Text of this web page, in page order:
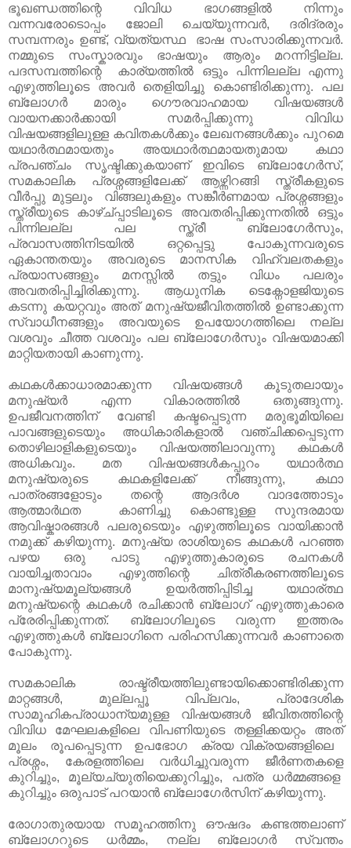
ഭൂഖണ്ഡത്തിന്റെ വിവിധ ഭാഗങ്ങളില്‍ നിന്നും
വന്നവരോടൊപ്പം ജോലി ചെയ്യുന്നവര്‍, ദരിദ്രരും
സമ്പന്നരും ഉണ്ട്, വ്യത്യസ്ഥ ഭാഷ സംസാരിക്കുന്നവര്‍.
നമ്മുടെ സംസ്കാരവും ഭാഷയും ആരും മറന്നിട്ടില്ല.
പദസമ്പത്തിന്റെ കാര്യത്തില്‍ ഒട്ടും പിന്നിലല്ല എന്നു
എഴുത്തിലൂടെ അവർ തെളിയിച്ചു കൊണ്ടിരിക്കുന്നു. പല
ബ്ലോഗര്‍ മാരും ഗൌരവാഹമായ വിഷയങ്ങള്‍
വായനക്കാര്‍ക്കായി സമര്‍പ്പിക്കുന്നു വിവിധ
വിഷയങ്ങളിലുള്ള കവിതകള്‍ക്കും ലേഖനങ്ങള്‍ക്കും പുറമെ
യഥാര്‍ത്ഥമായതും അയഥാര്‍ത്ഥമായതുമായ കഥാ
പ്രപഞ്ചം സൃഷ്ടിക്കുകയാണ് ഇവിടെ ബ്ലോഗേര്‍സ്,
സമകാലിക പ്രശ്നങ്ങളിലേക്ക് ആഴ്ന്നിറങ്ങി സ്ത്രീകളുടെ
വീര്‍പ്പു മുട്ടലും വിങ്ങലുകളും സങ്കീര്‍ണമായ പ്രശ്നങ്ങളും
സ്ത്രീയുടെ കാഴ്ച്പ്പാടിലൂടെ അവതരിപ്പിക്കുന്നതില്‍ ഒട്ടും
പിന്നിലല്ല പല സ്ത്രീ ബ്ലോഗേര്‍സും,
പ്രവാസത്തിനിടയില്‍ ഒറ്റപ്പെട്ടു പോകുന്നവരുടെ
ഏകാന്തതയും അവരുടെ മാനസിക വിഹ്വലതകളും
പ്രയാസങ്ങളും മനസ്സില്‍ തട്ടും വിധം പലരും
അവതരിപ്പിച്ചിരിക്കുന്നു. ആധുനിക ടെക്നോളജിയുടെ
കടന്നു കയറ്റവും അത് മനുഷ്യജീവിതത്തില്‍ ഉണ്ടാക്കുന്ന
സ്വാധീനങ്ങളും അവയുടെ ഉപയോഗത്തിലെ നല്ല
വശവും ചീത്ത വശവും പല ബ്ലോഗേര്‍സും വിഷയമാക്കി
മാറ്റിയതായി കാണുന്നു.
കഥകള്‍ക്കാധാരമാക്കുന്ന വിഷയങ്ങള്‍ കൂടുതലായും
മനുഷ്യര്‍ എന്ന വികാരത്തില്‍ ഒതുങ്ങുന്നു.
ഉപജീവനത്തിന് വേണ്ടി കഷ്ടപ്പെടുന്ന മരുഭൂമിയിലെ
പാവങ്ങളുടെയും അധികാരികളാല്‍ വഞ്ചിക്കപ്പെടുന്ന
തൊഴിലാളികളുടെയും വിഷയത്തിലാവുന്നു കഥകള്‍
അധികവും. മത വിഷയങ്ങള്‍കപ്പുറം യഥാര്‍ത്ഥ
മനുഷ്യരുടെ കഥകളിലേക്ക് നീങ്ങുന്നു, കഥാ
പാത്രങ്ങളോടും തന്റെ ആദര്‍ശ വാദത്തോടും
ആത്മാര്‍ഥത കാണിച്ചു കൊണ്ടുള്ള സുന്ദരമായ
ആവിഷ്കാരങ്ങള്‍ പലരുടെയും എഴുത്തിലൂടെ വായിക്കാന്‍
നമുക്ക് കഴിയുന്നു. മനുഷ്യ രാശിയുടെ കഥകള്‍ പറഞ്ഞ
പഴയ ഒരു പാടു എഴുത്തുകാരുടെ രചനകള്‍
വായിച്ചതാവാം എഴുത്തിന്റെ ചിത്രീകരണത്തിലൂടെ
മാനുഷ്യമൂല്യങ്ങള്‍ ഉയര്‍ത്തിപ്പിടിച്ച യഥാര്ത്ഥ
മനുഷ്യന്റെ കഥകള്‍ രചിക്കാന്‍ ബ്ലോഗ് എഴുത്തുകാരെ
പ്രേരിപ്പിക്കുന്നത്. ബ്ലോഗിലൂടെ വരുന്ന ഇത്തരം
എഴുത്തുകള്‍ ബ്ലോഗിനെ പരിഹസിക്കുന്നവര്‍ കാണാതെ
പോകുന്നു.
സമകാലിക രാഷ്ട്രീയത്തിലുണ്ടായിക്കൊണ്ടിരിക്കുന്ന
മാറ്റങ്ങള്‍, മുല്ലപ്പൂ വിപ്ലവം, പ്രാദേശിക
സാമൂഹികപ്രാധാന്യമുള്ള വിഷയങ്ങള്‍ ജീവിതത്തിന്റെ
വിവിധ മേഘലകളിലെ വിപണിയുടെ തള്ളിക്കയറ്റം അത്
മൂലം രൂപപ്പെടുന്ന ഉപഭോഗ ക്രയ വിക്രയങ്ങളിലെ
പ്രശ്നം, കേരളത്തിലെ വര്‍ധിച്ചുവരുന്ന ജീര്‍ണതകളെ
കുറിച്ചും, മൂല്യച്യുതിയെക്കുറിച്ചും, പത്ര ധര്‍മ്മങ്ങളെ
കുറിച്ചും ഒരുപാട് പറയാന്‍ ബ്ലോഗേര്‍സിന് കഴിയുന്നു.
രോഗാതുരയായ സമൂഹത്തിനു ഔഷദം കണ്ടത്തലാണ്
ബ്ലോഗറുടെ ധര്‍മ്മം, നല്ല ബ്ലോഗര്‍ സ്വന്തം